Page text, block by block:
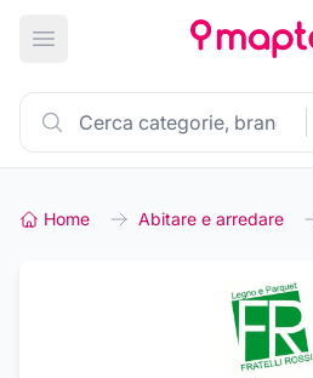
Apri menu principale
Home Abitare e arredare